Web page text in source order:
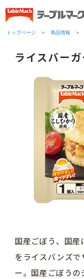
トップページ ＞商品情報
国産ごぼう、国産
をライスバンズ
ー。国産ごぼうの
ライスバー